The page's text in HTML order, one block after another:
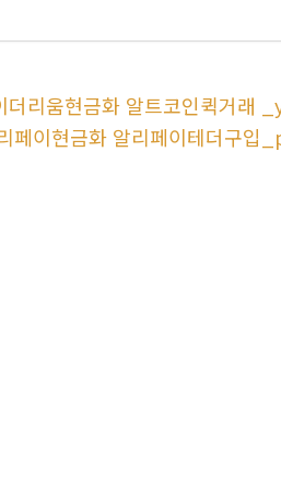
리움현금화 알트코인퀵거래
페이현금화 알리페이테더구입